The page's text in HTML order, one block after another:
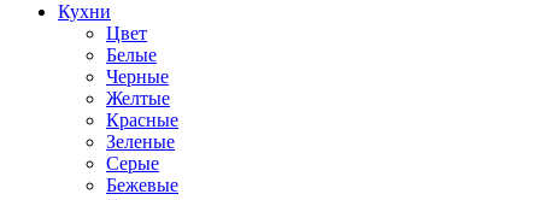
Кухни
Цвет
Белые
Черные
Желтые
Красные
Зеленые
Серые
Бежевые